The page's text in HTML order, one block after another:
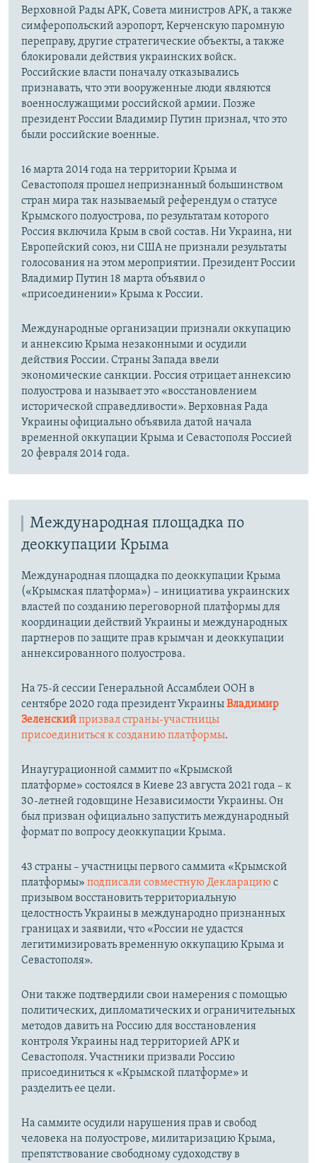
Верховной Рады АРК, Совета министров АРК, а также
симферопольский аэропорт, Керченскую паромную
переправу, другие стратегические объекты, а также
блокировали действия украинских войск.
Российские власти поначалу отказывались
признавать, что эти вооруженные люди являются
военнослужащими российской армии. Позже
президент России Владимир Путин признал, что это
были российские военные.
16 марта 2014 года на территории Крыма и
Севастополя прошел непризнанный большинством
стран мира так называемый референдум о статусе
Крымского полуострова, по результатам которого
Россия включила Крым в свой состав. Ни Украина, ни
Европейский союз, ни США не признали результаты
голосования на этом мероприятии. Президент России
Владимир Путин 18 марта объявил о
«присоединении» Крыма к России.
Международные организации признали оккупацию
и аннексию Крыма незаконными и осудили
действия России. Страны Запада ввели
экономические санкции. Россия отрицает аннексию
полуострова и называет это «восстановлением
исторической справедливости». Верховная Рада
Украины официально объявила датой начала
временной оккупации Крыма и Севастополя Россией
20 февраля 2014 года.
Международная площадка по
деоккупации Крыма
Международная площадка по деоккупации Крыма
(«Крымская платформа») – инициатива украинских
властей по созданию переговорной платформы для
координации действий Украины и международных
партнеров по защите прав крымчан и деоккупации
аннексированного полуострова.
На 75-й сессии Генеральной Ассамблеи ООН в
сентябре 2020 года президент УкраиныВладимир
Зеленскийпризвал страны-участницы
присоединиться к созданию платформы.
Инаугурационной саммит по «Крымской
платформе» состоялся в Киеве 23 августа 2021 года – к
30-летней годовщине Независимости Украины. Он
был призван официально запустить международный
формат по вопросу деоккупации Крыма.
43 страны – участницы первого саммита «Крымской
платформы» подписали совместную Декларациюс
призывом восстановить территориальную
целостность Украины в международно признанных
границах и заявили, что «России не удастся
легитимизировать временную оккупацию Крыма и
Севастополя».
Они также подтвердили свои намерения с помощью
политических, дипломатических и ограничительных
методов давить на Россию для восстановления
контроля Украины над территорией АРК и
Севастополя. Участники призвали Россию
присоединиться к «Крымской платформе» и
разделить ее цели.
На саммите осудили нарушения прав и свобод
человека на полуострове, милитаризацию Крыма,
препятствование свободному судоходству в